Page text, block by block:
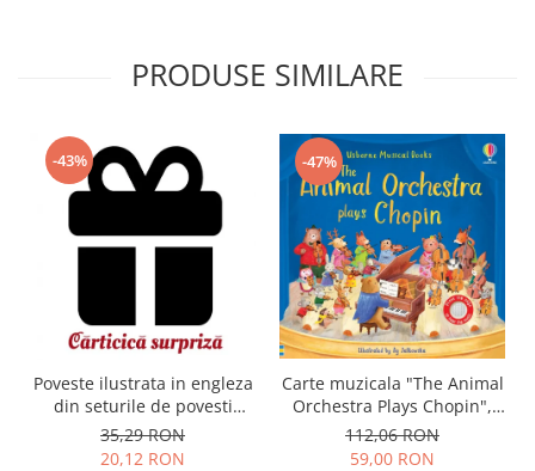
PRODUSE SIMILARE
-43%
Poveste ilustrata in engleza
din seturile de povesti
Usborne
35,29 RON
20,12 RON
-47%
Carte muzicala "The Animal
Orchestra Plays Chopin",
cartonata, Usborne
112,06 RON
59,00 RON